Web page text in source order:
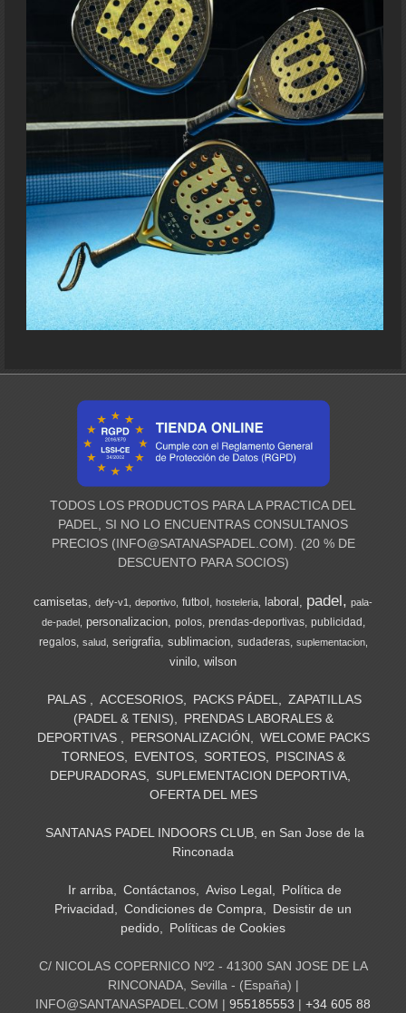
TODOS LOS PRODUCTOS PARA LA PRACTICA DEL
PADEL, SI NO LO ENCUENTRAS CONSULTANOS
PRECIOS (INFO@SATANASPADEL.COM). (20 % DE
DESCUENTO PARA SOCIOS)
camisetas defy-v1 deportivo futbol hosteleria laboral padel
pala-
de-padel
personalizacion polos prendas-deportivas publicidad
regalos
salud serigrafia sublimacion sudaderas suplementacion
vinilo wilson
PALAS ACCESORIOS PACKS PÁDEL
ZAPATILLAS
(PADEL & TENIS)
PRENDAS LABORALES &
DEPORTIVAS
PERSONALIZACIÓN
WELCOME PACKS
TORNEOS
EVENTOS SORTEOS
PISCINAS &
DEPURADORAS
SUPLEMENTACION DEPORTIVA
OFERTA DEL MES
SANTANAS PADEL INDOORS CLUB, en San Jose de la
Rinconada
Ir arriba Contáctanos Aviso Legal
Política de
Privacidad
Condiciones de Compra
Desistir de un
pedido
Políticas de Cookies
C/ NICOLAS COPERNICO Nº2 - 41300 SAN JOSE DE LA
RINCONADA, Sevilla - (España) |
INFO@SANTANASPADEL.COM | 955185553 | +34 605 88